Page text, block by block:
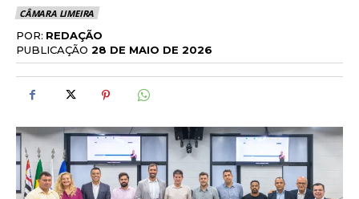
CÂMARA LIMEIRA
POR: REDAÇÃO
PUBLICAÇÃO 28 DE MAIO DE 2026